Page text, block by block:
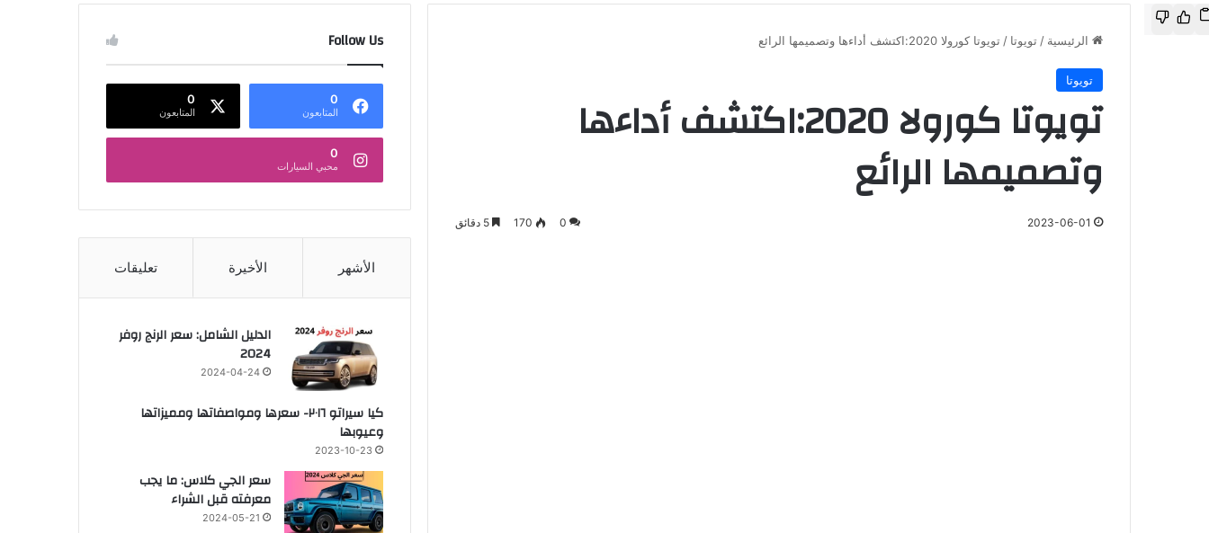
الرئيسية / تويوتا / تويوتا كورولا 2020:اكتشف أداءها وتصميمها الرائع
تويوتا
تويوتا كورولا 2020:اكتشف أداءها
وتصميمها الرائع
2023-06-01
0
170
Follow Us
0
المتابعون
0
المتابعون
0
محبي السيارات
الأشهر الأخيرة تعليقات
الدليل الشامل: سعر الرنج روفر
2024
2024-04-24
كيا سيراتو ٢٠١٦- سعرها ومواصفاتها ومميزاتها
وعيوبها
2023-10-23
سعر الجي كلاس: ما يجب
معرفته قبل الشراء
2024-05-21